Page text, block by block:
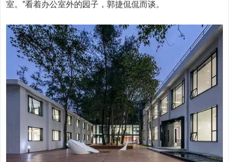
室。”看着办公室外的园子，郭捷侃侃而谈。